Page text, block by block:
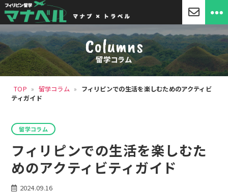
「マ
ナ
ベ
ル」
セ
ブ
学・
Columns
留学コラム
TOP » 留学コラム »
フィリピンでの生活を楽しむためのアクティビ
ティガイド
リ
ー
留学コラム
フィリピンでの生活を楽しむた
めのアクティビティガイド
2024.09.16